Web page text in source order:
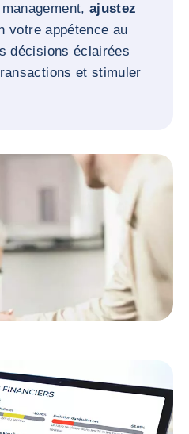
ajustez
votre appétence au
décisions éclairées
et stimuler